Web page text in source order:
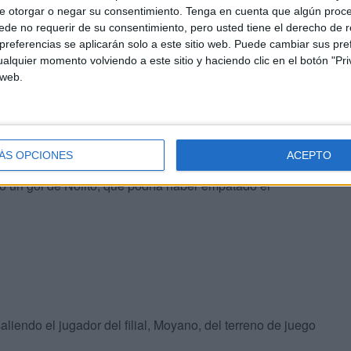
otorgar o negar su consentimiento. Tenga en cuenta que algún
no requerir de su consentimiento, pero usted tiene el derecho de
se aplicarán solo a este sitio web. Puede cambiar sus
momento volviendo a este sitio y haciendo clic en el botón
OPCIONES ACEPTO
un tiro que acabó pegando en el larguero. El
en el minuto 62 un centro desde el corner de Herrera
pegando en el palo.
filas con la entrada de Bogusz por Armando.
un gol de Nolito, que podría haber empatado el
el jugador del filial, Moyano, del terreno de juego